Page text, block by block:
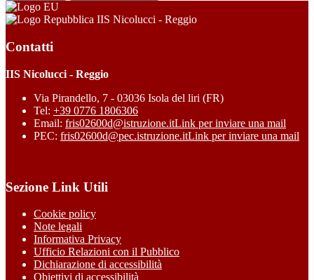
IIS Nicolucci - Reggio
Contatti
IIS Nicolucci - Reggio
Via Pirandello, 7 - 03036 Isola del liri (FR)
Tel: +39 0776 1806306
Email: fris02600d@istruzione.itLink per inviare una mail
PEC: fris02600d@pec.istruzione.itLink per inviare una mail
Sezione Link Utili
Cookie policy
Note legali
Informativa Privacy
Ufficio Relazioni con il Pubblico
Dichiarazione di accessibilità
Obiettivi di accessibilità